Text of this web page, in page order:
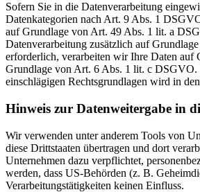
Sofern Sie in die Datenverarbeitung
Datenkategorien nach Art. 9 Abs. 1
auf Grundlage von Art. 49 Abs. 1 lit. a
Datenverarbeitung zusätzlich auf
erforderlich, verarbeiten wir Ihre Daten
Grundlage von Art. 6 Abs. 1 lit. c DSGVO.
einschlägigen Rechtsgrundlagen wird in
Hinweis zur Datenweitergabe in
Wir verwenden unter anderem Tools von
diese Drittstaaten übertragen und dort
Unternehmen dazu verpflichtet,
werden, dass US-Behörden (z. B.
Verarbeitungstätigkeiten keinen Einfluss.